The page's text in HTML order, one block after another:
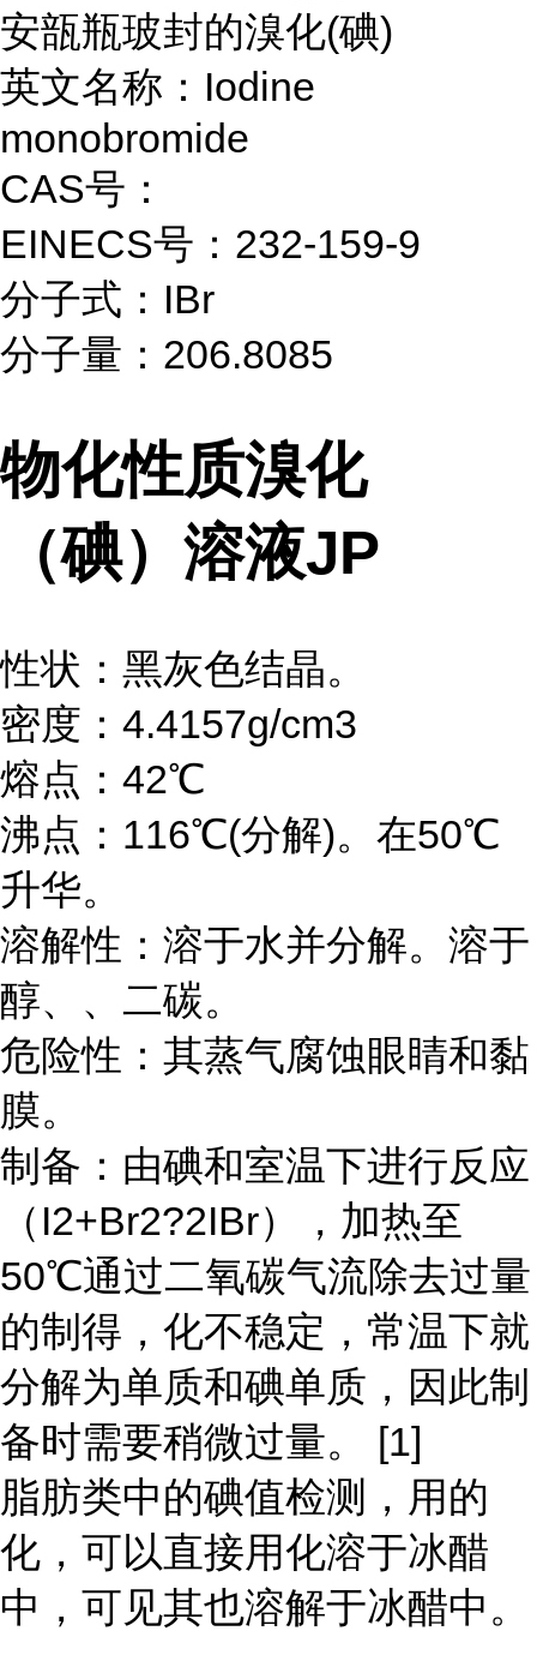
安瓿瓶玻封的溴化(碘)
英文名称：Iodine
monobromide
CAS号：
EINECS号：232-159-9
分子式：IBr
分子量：206.8085
物化性质溴化
（碘）溶液JP
性状：黑灰色结晶。
密度：4.4157g/cm3
熔点：42℃
沸点：116℃(分解)。在50℃
升华。
溶解性：溶于水并分解。溶于
醇、、二碳。
危险性：其蒸气腐蚀眼睛和黏
膜。
制备：由碘和室温下进行反应
（I2+Br2?2IBr），加热至
50℃通过二氧碳气流除去过量
的制得，化不稳定，常温下就
分解为单质和碘单质，因此制
备时需要稍微过量。 [1]
脂肪类中的碘值检测，用的
化，可以直接用化溶于冰醋
中，可见其也溶解于冰醋中。